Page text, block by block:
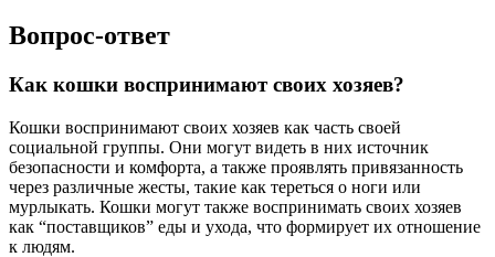
Вопрос-ответ
Как кошки воспринимают своих хозяев?
Кошки воспринимают своих хозяев как часть своей
социальной группы. Они могут видеть в них источник
безопасности и комфорта, а также проявлять привязанность
через различные жесты, такие как тереться о ноги или
мурлыкать. Кошки могут также воспринимать своих хозяев
как “поставщиков” еды и ухода, что формирует их отношение
к людям.